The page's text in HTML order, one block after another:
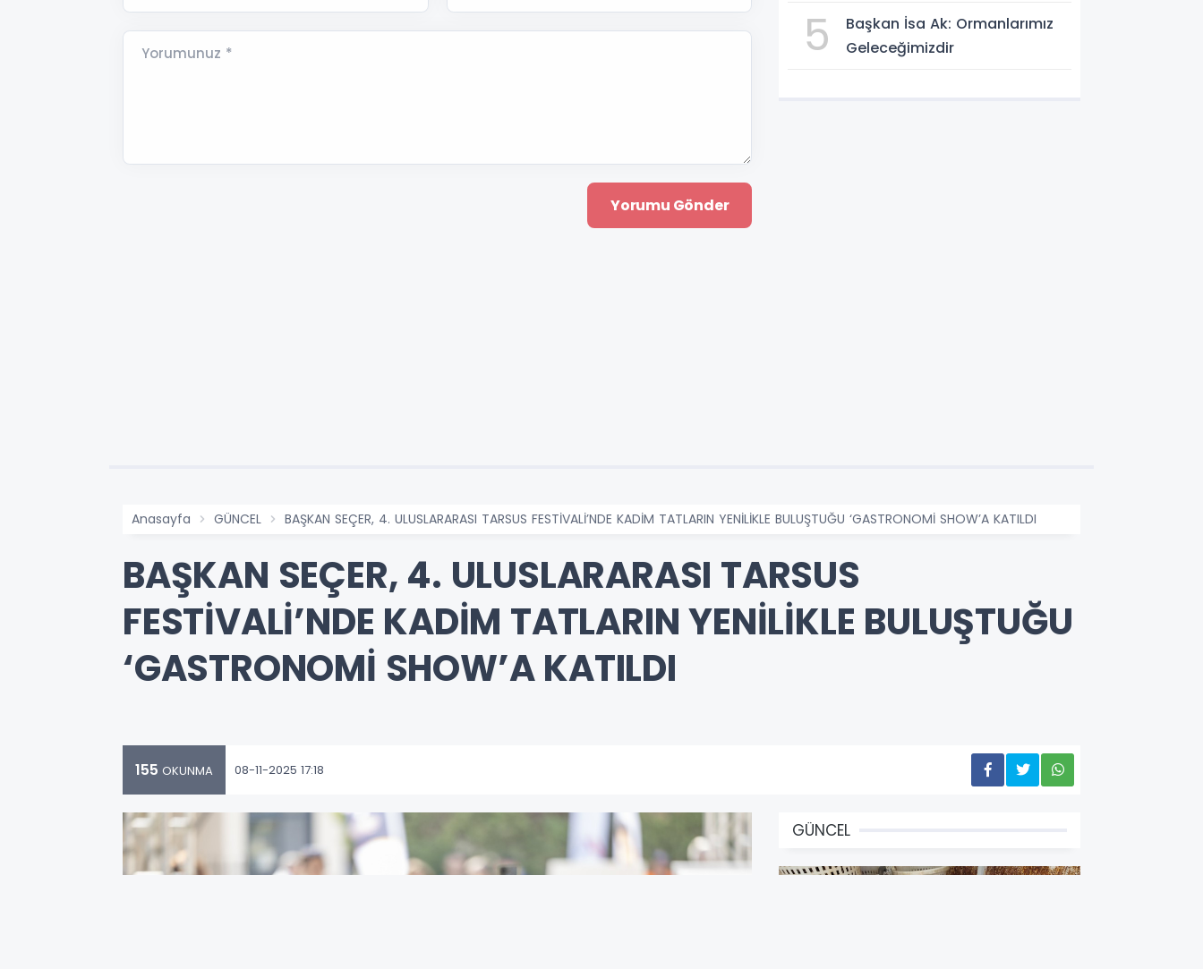
Yorumunuz * 5
Başkan İsa Ak: Ormanlarımız
Geleceğimizdir
Anasayfa GÜNCEL BAŞKAN SEÇER, 4. ULUSLARARASI TARSUS FESTİVALİ’NDE KADİM TATLARIN YENİLİKLE BULUŞTUĞU ‘GASTRONOMİ SHOW’A KATILDI
BAŞKAN SEÇER, 4. ULUSLARARASI TARSUS
FESTİVALİ’NDE KADİM TATLARIN YENİLİKLE BULUŞTUĞU
‘GASTRONOMİ SHOW’A KATILDI
155 OKUNMA 08-11-2025 17:18
GÜNCEL